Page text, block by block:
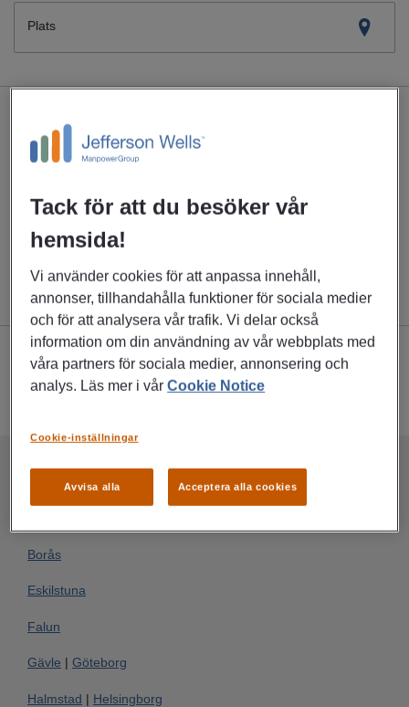
Plats
Find a Branch
Klostergatan 6
0771-55 99 20
Mån - fre: 07.00 - 18.00
SE MER
Västerås
Kopparbergsvägen 14
SE MER
Värnamo
Lasarettgatan 3A
331 30 Värnamo
0771-55 99 20
Alla orter vi har kontor på i
Borås
Eskilstuna
Falun
Gävle | Göteborg
Halmstad | Helsingborg
Tack för att du besöker vår
hemsida!
Vi använder cookies för att anpassa innehåll,
annonser, tillhandahålla funktioner för sociala medier
och för att analysera vår trafik. Vi delar också
information om din användning av vår webbplats med
våra partners för sociala medier, annonsering och
analys. Läs mer i vårCookie Notice
Avvisa alla Acceptera alla cookies
Cookie-inställningar